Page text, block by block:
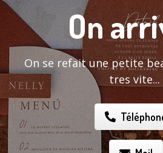
On
On se refait une petite
tres vite...